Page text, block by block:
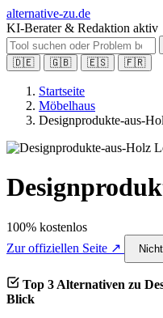
alternative-zu.de
KI-Berater & Redaktion aktiv
🇩🇪
🇬🇧 🇪🇸 🇫🇷
Startseite
Möbelhaus
Designprodukte-aus-
100% kostenlos
Zur offiziellen Seite ↗
Top 3 Alternativen zu
Blick